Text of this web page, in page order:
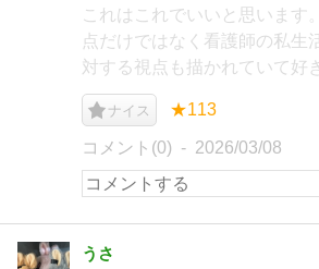
これはこれでいいと思います
点だけではなく看護師の私生
対する視点も描かれていて好
ナイス ★113
コメント(0) 2026/03/08
うさ